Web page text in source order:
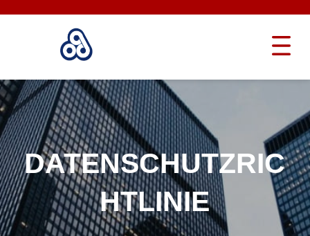
DATENSCHUTZRIC
HTLINIE